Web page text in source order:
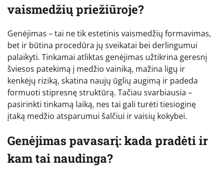
vaismedžių priežiūroje?
Genėjimas – tai ne tik estetinis vaismedžių formavimas,
bet ir būtina procedūra jų sveikatai bei derlingumui
palaikyti. Tinkamai atliktas genėjimas užtikrina geresnį
šviesos patekimą į medžio vainiką, mažina ligų ir
kenkėjų riziką, skatina naujų ūglių augimą ir padeda
formuoti stipresnę struktūrą. Tačiau svarbiausia –
pasirinkti tinkamą laiką, nes tai gali turėti tiesioginę
įtaką medžio atsparumui šalčiui ir vaisių kokybei.
Genėjimas pavasarį: kada pradėti ir
kam tai naudinga?